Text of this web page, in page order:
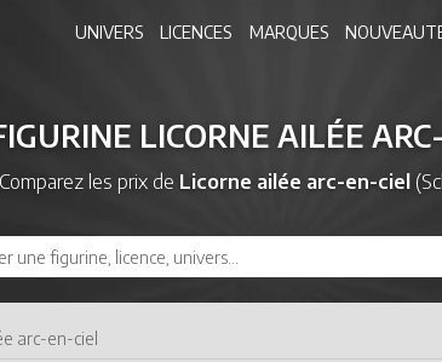
UNIVERS LICENCES MARQUES
LICORNE AILÉE
Comparez les prix de Licorne ailée arc-en-ciel
arc-en-ciel